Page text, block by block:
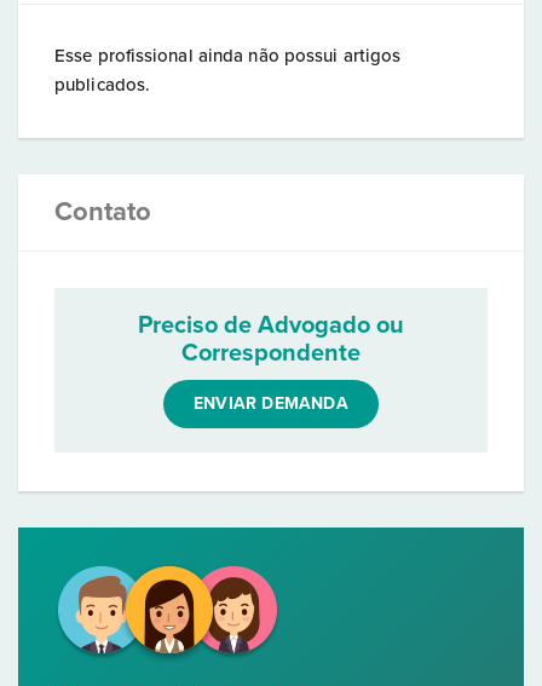
Esse profissional ainda não possui artigos
publicados.
Contato
Preciso de Advogado ou
Correspondente
ENVIAR DEMANDA